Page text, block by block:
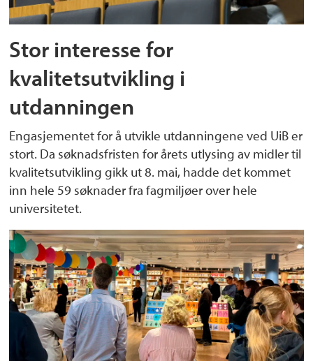
Stor interesse for
kvalitetsutvikling i
utdanningen
Engasjementet for å utvikle utdanningene ved UiB er
stort. Da søknadsfristen for årets utlysing av midler til
kvalitetsutvikling gikk ut 8. mai, hadde det kommet
inn hele 59 søknader fra fagmiljøer over hele
universitetet.